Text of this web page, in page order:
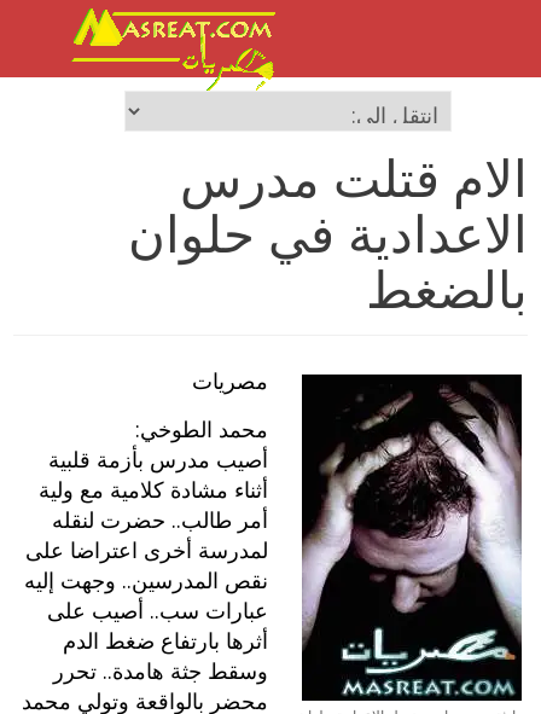
الام قتلت مدرس
الاعدادية في حلوان
بالضغط
مصريات
محمد الطوخي:
أصيب مدرس بأزمة قلبية
أثناء مشادة كلامية مع ولية
أمر طالب.. حضرت لنقله
لمدرسة أخرى اعتراضا على
نقص المدرسين.. وجهت إليه
عبارات سب.. أصيب على
أثرها بارتفاع ضغط الدم
وسقط جثة هامدة.. تحرر
محضر بالواقعة وتولي محمد